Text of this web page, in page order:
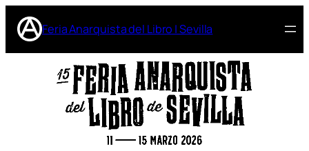
Feria Anarquista del Libro | Sevilla